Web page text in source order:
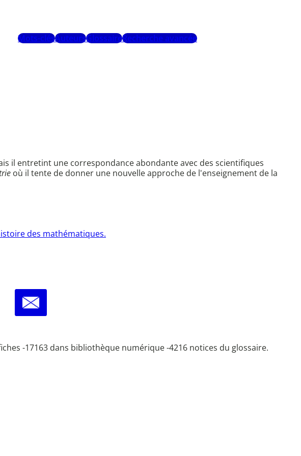
Mots-clésAuteursGlossaireRecherche avancée
il entretint une correspondance abondante avec des scientifiques
où il tente de donner une nouvelle approche de l'enseignement de la
des mathématiques.
-17163 dans bibliothèque numérique -4216 notices du glossaire.